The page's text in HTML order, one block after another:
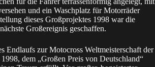
und ein Waschplatz für Motorräder
dieses Großprojektes 1998 war die
Großereignis geschaffen.
Endlaufs zur Motocross Weltmeisterschaft der
dem „Großen Preis von Deutschland“